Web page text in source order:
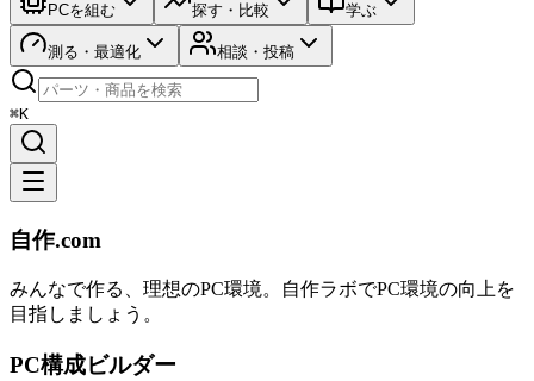
PCを組む 探す・比較 学ぶ
測る・最適化 相談・投稿
⌘K
自作.com
みんなで作る、理想のPC環境。 自作ラボでPC環境の向上を
目指しましょう。
PC構成ビルダー